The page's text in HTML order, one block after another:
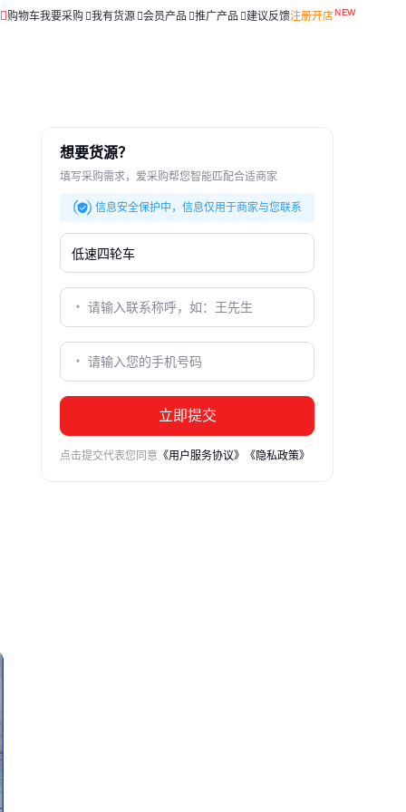
购物车我要采购 我有货源 会员产品 推广产品 建议反馈注册开店
想要货源？
填写采购需求，爱采购帮您智能匹配合适商家
信息安全保护中，信息仅用于商家与您联系
立即提交
点击提交代表您同意 《用户服务协议》 《隐私政策》